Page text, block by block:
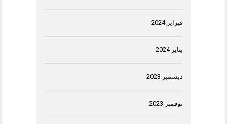
فبراير 2024
يناير 2024
ديسمبر 2023
نوفمبر 2023